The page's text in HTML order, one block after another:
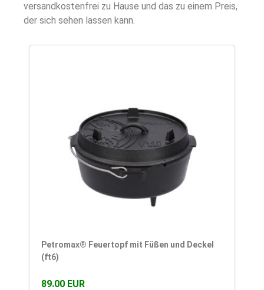
versandkostenfrei zu Hause und das zu einem Preis,
der sich sehen lassen kann.
Petromax® Feuertopf mit Füßen und Deckel
(ft6)
89.00 EUR